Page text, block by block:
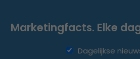
Marketingfacts. Elke
Dagelijkse